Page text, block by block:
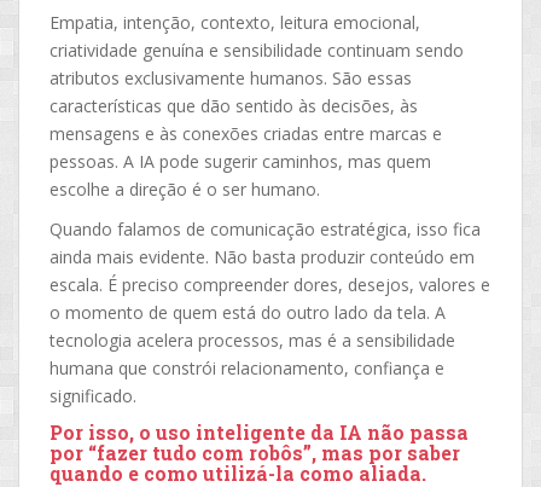
Empatia, intenção, contexto, leitura emocional,
criatividade genuína e sensibilidade continuam sendo
atributos exclusivamente humanos. São essas
características que dão sentido às decisões, às
mensagens e às conexões criadas entre marcas e
pessoas. A IA pode sugerir caminhos, mas quem
escolhe a direção é o ser humano.
Quando falamos de comunicação estratégica, isso fica
ainda mais evidente. Não basta produzir conteúdo em
escala. É preciso compreender dores, desejos, valores e
o momento de quem está do outro lado da tela. A
tecnologia acelera processos, mas é a sensibilidade
humana que constrói relacionamento, confiança e
significado.
Por isso, o uso inteligente da IA não passa
por “fazer tudo com robôs”, mas por saber
quando e como utilizá-la como aliada.